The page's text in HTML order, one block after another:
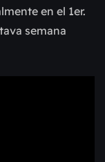
en el 1er.
semana